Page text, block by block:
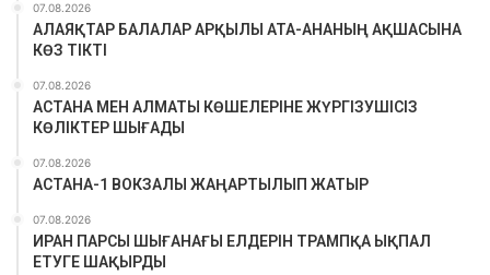
07.08.2026
АЛАЯҚТАР БАЛАЛАР АРҚЫЛЫ АТА-АНАНЫҢ АҚШАСЫНА
КӨЗ ТІКТІ
07.08.2026
АСТАНА МЕН АЛМАТЫ КӨШЕЛЕРІНЕ ЖҮРГІЗУШІСІЗ
КӨЛІКТЕР ШЫҒАДЫ
07.08.2026
АСТАНА-1 ВОКЗАЛЫ ЖАҢАРТЫЛЫП ЖАТЫР
07.08.2026
ИРАН ПАРСЫ ШЫҒАНАҒЫ ЕЛДЕРІН ТРАМПҚА ЫҚПАЛ
ЕТУГЕ ШАҚЫРДЫ